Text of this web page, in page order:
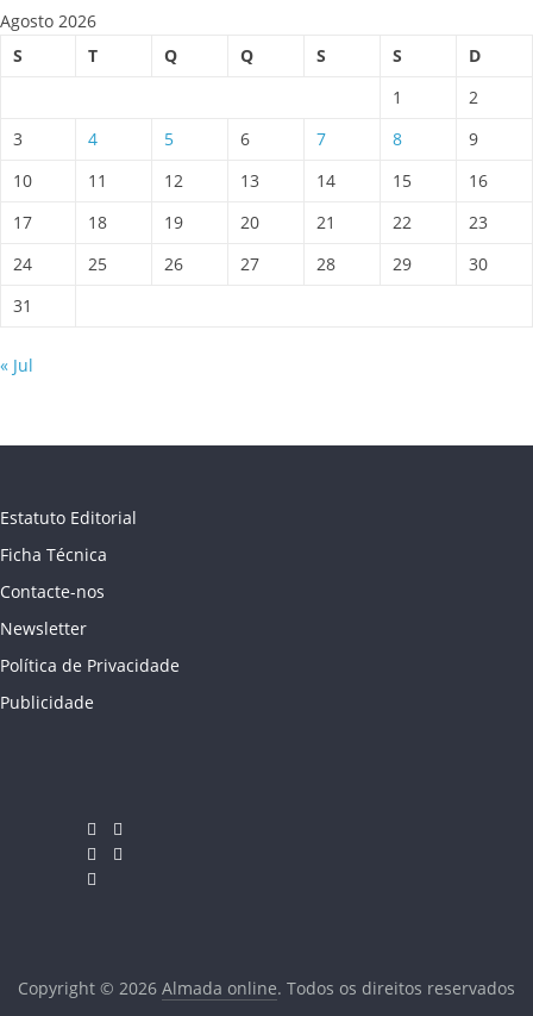
Agosto 2026
S
T Q Q S S
D
1
2
3
4 5 6 7 8
9
10
11 12 13 14 15
16
17
18 19 20 21 22
23
24
25 26 27 28 29
30
31
« Jul
Estatuto Editorial
Ficha Técnica
Contacte-nos
Newsletter
Política de Privacidade
Publicidade
Copyright © 2026 Almada online. Todos os direitos reservados